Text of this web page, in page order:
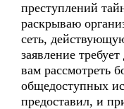
преступлений
раскрываю
сеть,
заявление
вам рассмотреть
общедоступных
предоставил, и